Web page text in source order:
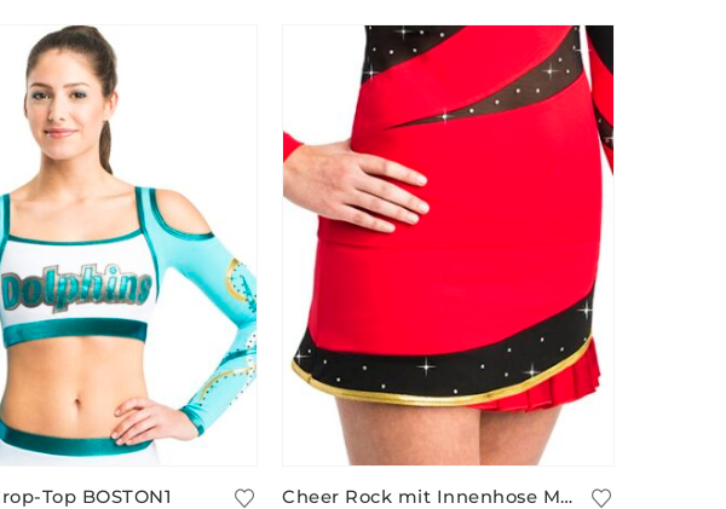
Top BOSTON1 Cheer Rock mit Innenhose MISSOURI/1